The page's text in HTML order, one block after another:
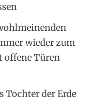
wieder zum
offene Türen
Tochter der Erde